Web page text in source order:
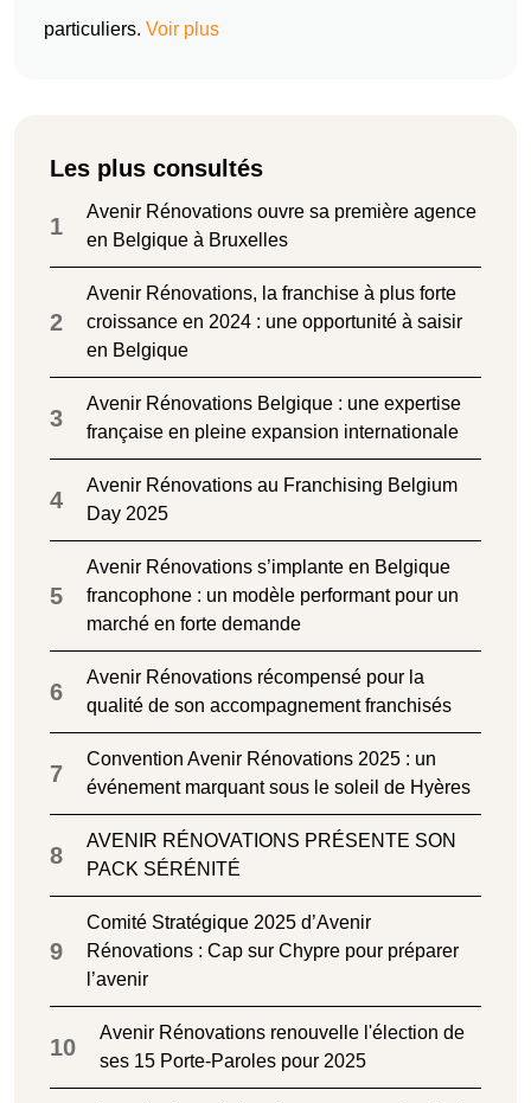
particuliers. Voir plus
Les plus consultés
1
Avenir Rénovations ouvre sa première agence
en Belgique à Bruxelles
2
Avenir Rénovations, la franchise à plus forte
croissance en 2024 : une opportunité à saisir
en Belgique
3
Avenir Rénovations Belgique : une expertise
française en pleine expansion internationale
4
Avenir Rénovations au Franchising Belgium
Day 2025
5
Avenir Rénovations s’implante en Belgique
francophone : un modèle performant pour un
marché en forte demande
6
Avenir Rénovations récompensé pour la
qualité de son accompagnement franchisés
7
Convention Avenir Rénovations 2025 : un
événement marquant sous le soleil de Hyères
8
AVENIR RÉNOVATIONS PRÉSENTE SON
PACK SÉRÉNITÉ
9
Comité Stratégique 2025 d’Avenir
Rénovations : Cap sur Chypre pour préparer
l’avenir
10
Avenir Rénovations renouvelle l'élection de
ses 15 Porte-Paroles pour 2025